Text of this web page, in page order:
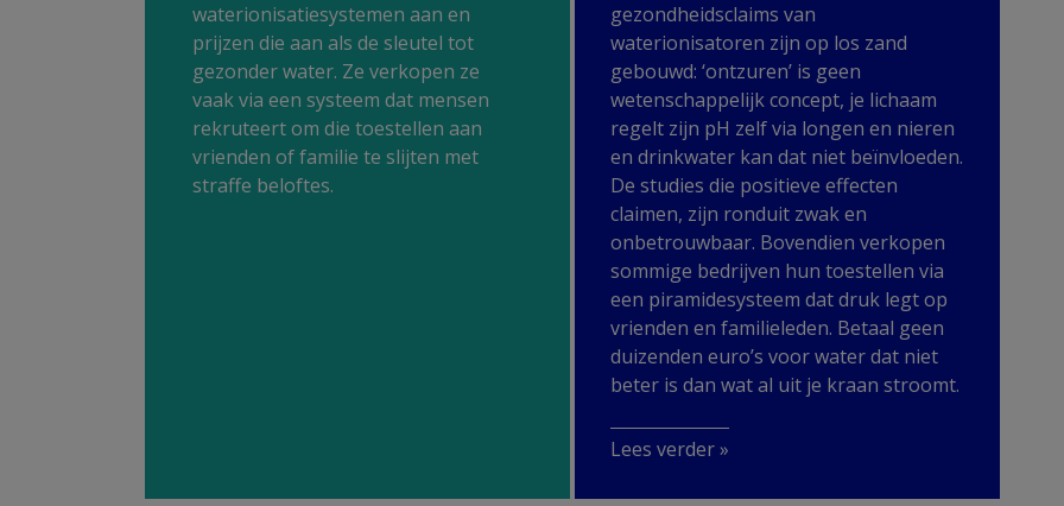
waterionisatiesystemen aan en
prijzen die aan als de sleutel tot
gezonder water. Ze verkopen ze
vaak via een systeem dat mensen
rekruteert om die toestellen aan
vrienden of familie te slijten met
straffe beloftes.
gezondheidsclaims van
waterionisatoren zijn op los zand
gebouwd: ‘ontzuren’ is geen
wetenschappelijk concept, je lichaam
regelt zijn pH zelf via longen en nieren
en drinkwater kan dat niet beïnvloeden.
De studies die positieve effecten
claimen, zijn ronduit zwak en
onbetrouwbaar. Bovendien verkopen
sommige bedrijven hun toestellen via
een piramidesysteem dat druk legt op
vrienden en familieleden. Betaal geen
duizenden euro’s voor water dat niet
beter is dan wat al uit je kraan stroomt.
Lees verder »